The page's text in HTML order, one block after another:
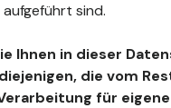
sind.
Ihnen in dieser
die vom
für eigene